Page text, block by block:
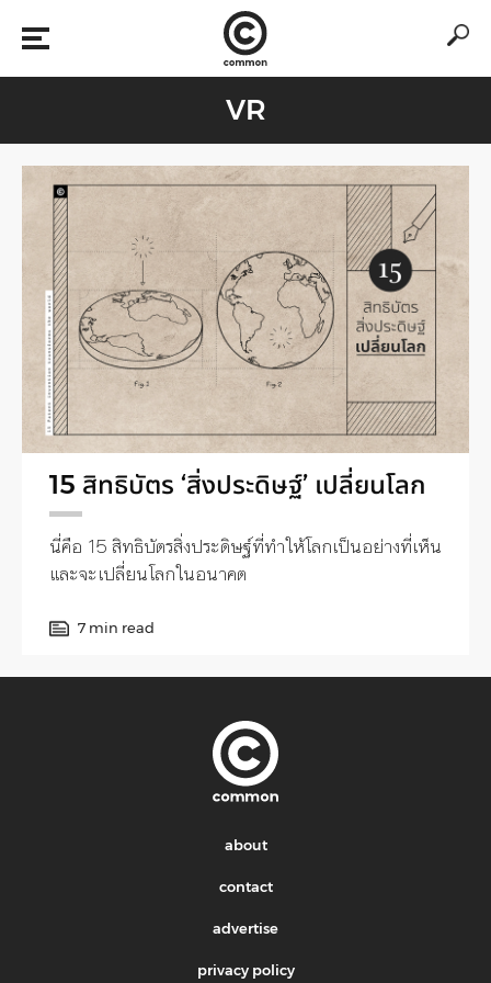
VR
15 สิทธิบัตร ‘สิ่งประดิษฐ์’ เปลี่ยนโลก
นี่คือ 15 สิทธิบัตรสิ่งประดิษฐ์ที่ทำให้โลกเป็นอย่างที่เห็น
และจะเปลี่ยนโลกในอนาคต
7 min read
about
contact
advertise
privacy policy